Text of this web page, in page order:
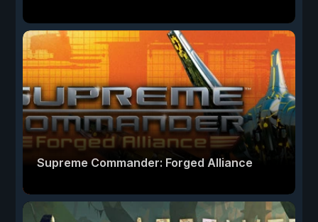
Supreme Commander: Forged Alliance